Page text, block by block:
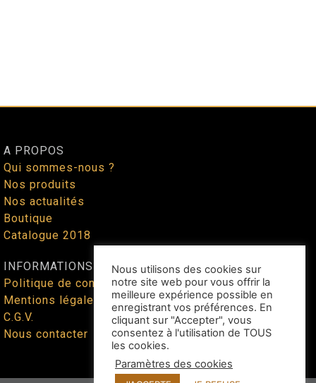
A PROPOS
Qui sommes-nous ?
Nos produits
Nos actualités
Boutique
Catalogue 2018
INFORMATIONS
Politique de confidentialité
Mentions légales
C.G.V.
Nous contacter
Nous utilisons des cookies sur
notre site web pour vous offrir la
meilleure expérience possible en
enregistrant vos préférences. En
cliquant sur "Accepter", vous
consentez à l'utilisation de TOUS
les cookies.
Paramètres des cookies